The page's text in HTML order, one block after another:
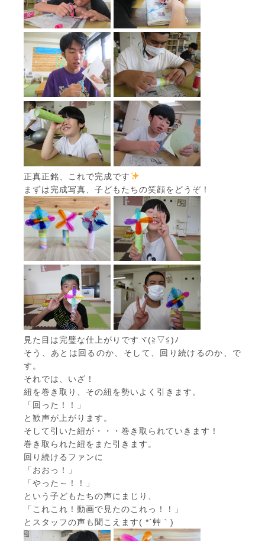
正真正銘、これで完成です
まずは完成写真、子どもたちの笑顔をどうぞ！
見た目は完璧な仕上がりですヾ(≧▽≦)ﾉ
そう、あとは回るのか、そして、回り続けるのか、で
す。
それでは、いざ！
紐を巻き取り、その紐を勢いよく引きます。
「回った！！」
と歓声が上がります。
そして引いた紐が・・・巻き取られていきます！
巻き取られた紐をまた引きます。
回り続けるファンに
「おおっ！」
「やった～！！」
という子どもたちの声にまじり、
「これこれ！動画で見たのこれっ！！」
とスタッフの声も聞こえます( *´艸｀)